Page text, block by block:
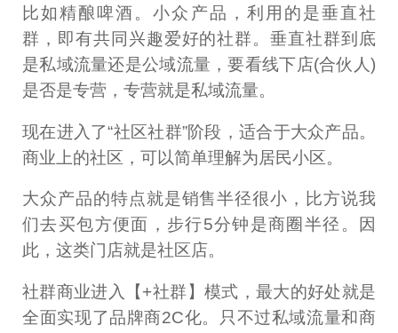
比如精酿啤酒。小众产品，利用的是垂直社
群，即有共同兴趣爱好的社群。垂直社群到底
是私域流量还是公域流量，要看线下店(合伙人)
是否是专营，专营就是私域流量。
现在进入了“社区社群”阶段，适合于大众产品。
商业上的社区，可以简单理解为居民小区。
大众产品的特点就是销售半径很小，比方说我
们去买包方便面，步行5分钟是商圈半径。因
此，这类门店就是社区店。
社群商业进入【+社群】模式，最大的好处就是
全面实现了品牌商2C化。只不过私域流量和商